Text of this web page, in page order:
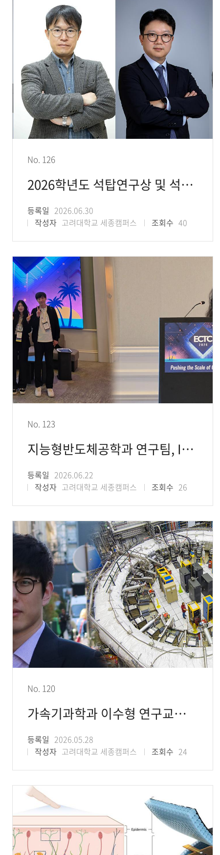
No. 126
2026학년도 석탑연구상 및 석탑국제협력상 수상자 선정
등록일 2026.06.30
작성자 고려대학교 세종캠퍼스 조회수 40
No. 123
지능형반도체공학과 연구팀, IEEE ECTC서 AI 기반 첨단 반도체 패키징 설계 자동화
등록일 2026.06.22
작성자 고려대학교 세종캠퍼스 조회수 26
No. 120
가속기과학과 이수형 연구교수, 2026 브레이크스루 기초물리학상 수상
등록일 2026.05.28
작성자 고려대학교 세종캠퍼스 조회수 24